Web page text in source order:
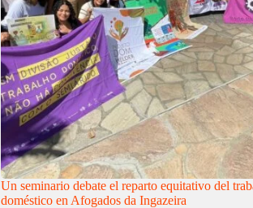
Un seminario debate el reparto equitativo del
doméstico en Afogados da Ingazeira